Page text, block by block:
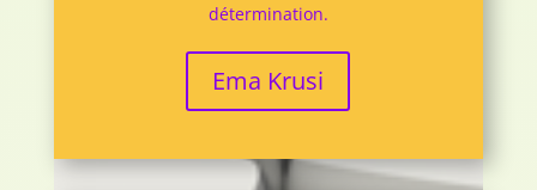
détermination.
Ema Krusi